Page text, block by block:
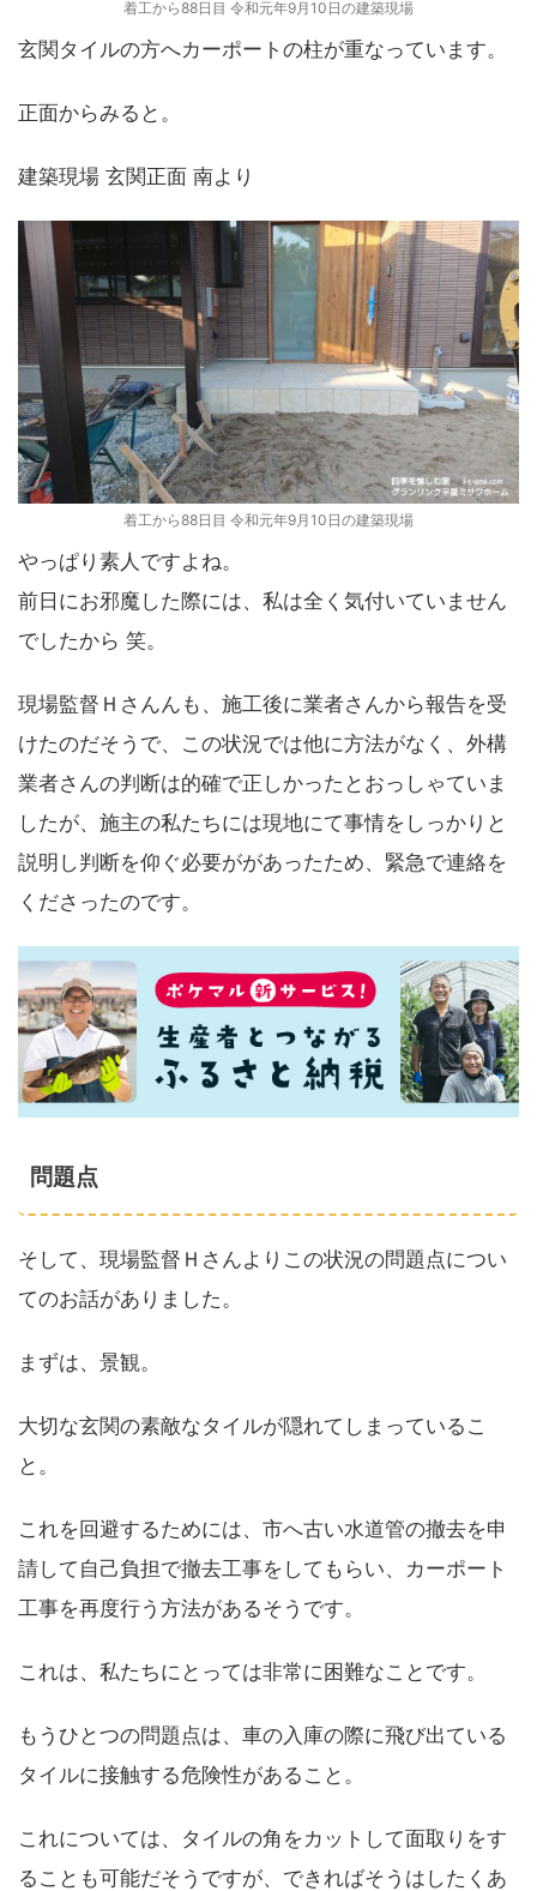
着工から88日目 令和元年9月10日の建築現場
玄関タイルの方へカーポートの柱が重なっています。
正面からみると。
建築現場 玄関正面 南より
着工から88日目 令和元年9月10日の建築現場
やっぱり素人ですよね。
前日にお邪魔した際には、私は全く気付いていません
でしたから 笑。
現場監督Ｈさんんも、施工後に業者さんから報告を受
けたのだそうで、この状況では他に方法がなく、外構
業者さんの判断は的確で正しかったとおっしゃていま
したが、施主の私たちには現地にて事情をしっかりと
説明し判断を仰ぐ必要ががあったため、緊急で連絡を
くださったのです。
問題点
そして、現場監督Ｈさんよりこの状況の問題点につい
てのお話がありました。
まずは、景観。
大切な玄関の素敵なタイルが隠れてしまっているこ
と。
これを回避するためには、市へ古い水道管の撤去を申
請して自己負担で撤去工事をしてもらい、カーポート
工事を再度行う方法があるそうです。
これは、私たちにとっては非常に困難なことです。
もうひとつの問題点は、車の入庫の際に飛び出ている
タイルに接触する危険性があること。
これについては、タイルの角をカットして面取りをす
ることも可能だそうですが、できればそうはしたくあ